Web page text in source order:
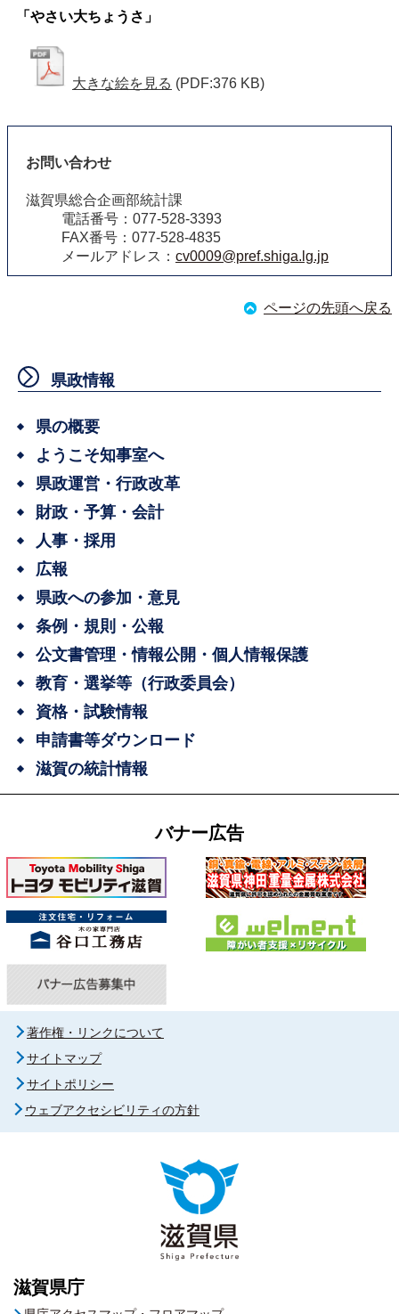
「やさい大ちょうさ」
大きな絵を見る (PDF:376 KB)
お問い合わせ
滋賀県総合企画部統計課
電話番号：077-528-3393
FAX番号：077-528-4835
メールアドレス： cv0009@pref.shiga.lg.jp
ページの先頭へ戻る
県政情報
県の概要
ようこそ知事室へ
県政運営・行政改革
財政・予算・会計
人事・採用
広報
県政への参加・意見
条例・規則・公報
公文書管理・情報公開・個人情報保護
教育・選挙等（行政委員会）
資格・試験情報
申請書等ダウンロード
滋賀の統計情報
バナー広告
著作権・リンクについて
サイトマップ
サイトポリシー
ウェブアクセシビリティの方針
滋賀県庁